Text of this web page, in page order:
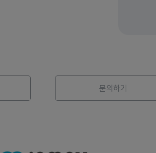
문의하기